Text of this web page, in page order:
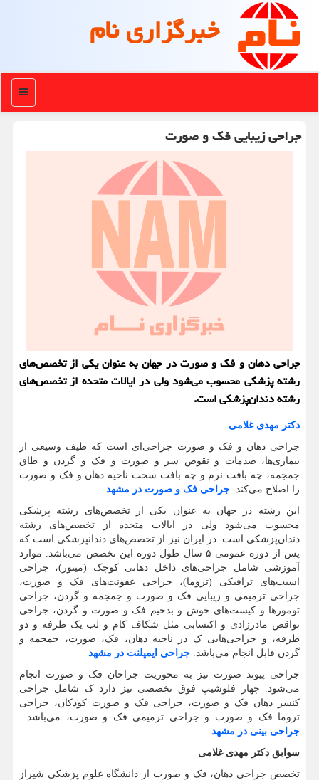
خبرگزاری نام
منو
جراحی زیبایی فک و صورت
جراحی دهان و فک و صورت در جهان به عنوان یکی از تخصص‌های
رشته پزشکی محسوب می‌شود ولی در ایالات متحده از تخصص‌های
رشته دندان‌پزشکی است.
دکتر مهدی غلامی
جراحی دهان و فک و صورت جراحی‌ای است که طیف وسیعی از
بیماری‌ها، صدمات و نقوص سر و صورت و فک و گردن و طاق
جمجمه، چه بافت نرم و چه بافت سخت ناحیه دهان و فک و صورت
را اصلاح می‌کند. جراحی فک و صورت در مشهد
این رشته در جهان به عنوان یکی از تخصص‌های رشته پزشکی
محسوب می‌شود ولی در ایالات متحده از تخصص‌های رشته
دندان‌پزشکی است. در ایران نیز از تخصص‌های دندانپزشکی است که
پس از دوره عمومی ۵ سال طول دوره این تخصص می‌باشد. موارد
آموزشی شامل جراحی‌های داخل دهانی کوچک (مینور)، جراحی
اسیب‌های ترافیکی (تروما)، جراحی عفونت‌های فک و صورت،
جراحی ترمیمی و زیبایی فک و صورت و جمجمه و گردن، جراحی
تومورها و کیست‌های خوش و بدخیم فک و صورت و گردن، جراحی
نواقص مادرزادی و اکتسابی مثل شکاف کام و لب یک طرفه و دو
طرفه، و جراحی‌هایی ک در ناحیه دهان، فک، صورت، جمجمه و
گردن قابل انجام می‌باشد. جراحی ایمپلنت در مشهد
جراحی پیوند صورت نیز به محوریت جراحان فک و صورت انجام
می‌شود. چهار فلوشیپ فوق تخصصی نیز دارد ک شامل جراحی
کنسر دهان فک و صورت، جراحی فک و صورت کودکان، جراحی
تروما فک و صورت و جراحی ترمیمی فک و صورت، می‌باشد .
جراحی بینی در مشهد
سوابق دکتر مهدی غلامی
تخصص جراحى دهان، فک و صورت از دانشگاه علوم پزشکی شیراز